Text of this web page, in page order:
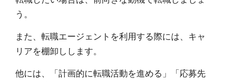
う。
また、転職エージェントを利用する際には、キャ
リアを棚卸しします。
他には、「計画的に転職活動を進める」「応募先